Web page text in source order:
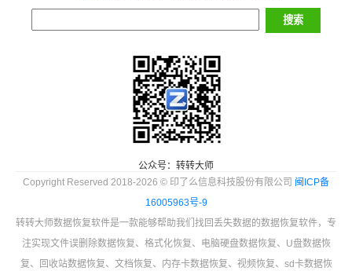
公众号：转转大师
Copyright Reserved 2018-2026 © 印了么信息科技股份有限公司 闽ICP备
16005963号-9
转转大师数据恢复软件是一款能够帮助我们找回丢失数据的数据恢复软件，专
注实现文件误删除数据恢复、格式化恢复、电脑硬盘数据恢复、U盘数据恢
复、回收站数据恢复、文档恢复、内存卡数据恢复、视频恢复、sd卡数据恢